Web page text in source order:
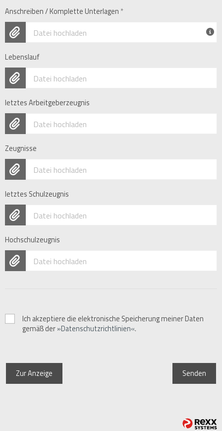
Anschreiben / Komplette Unterlagen *
Datei hochladen
Lebenslauf
Datei hochladen
letztes Arbeitgeberzeugnis
Datei hochladen
Zeugnisse
Datei hochladen
letztes Schulzeugnis
Datei hochladen
Hochschulzeugnis
Datei hochladen
Ich akzeptiere die elektronische Speicherung meiner Daten
gemäß der Datenschutzrichtlinien .
Zur Anzeige Senden